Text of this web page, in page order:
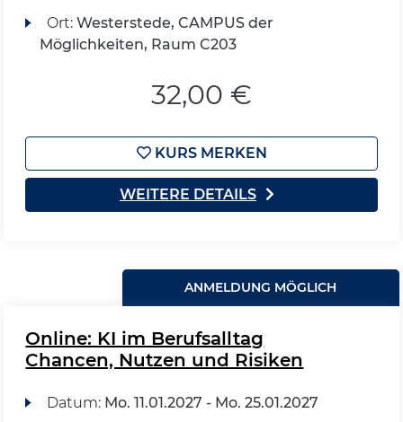
Ort: Westerstede, CAMPUS der
Möglichkeiten, Raum C203
32,00 €
KURS MERKEN
WEITERE DETAILS
ANMELDUNG MÖGLICH
Online: KI im Berufsalltag
Chancen, Nutzen und Risiken
Datum: Mo. 11.01.2027 - Mo. 25.01.2027